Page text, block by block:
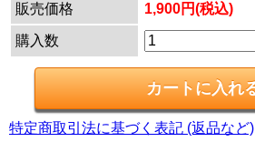
販売価格 1,900円(税込)
購入数
特定商取引法に基づく表記 (返品など)